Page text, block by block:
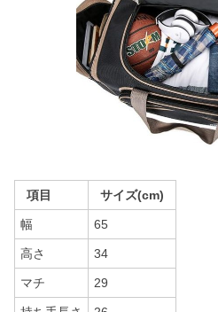
項目 サイズ(cm)
幅 65
高さ 34
マチ 29